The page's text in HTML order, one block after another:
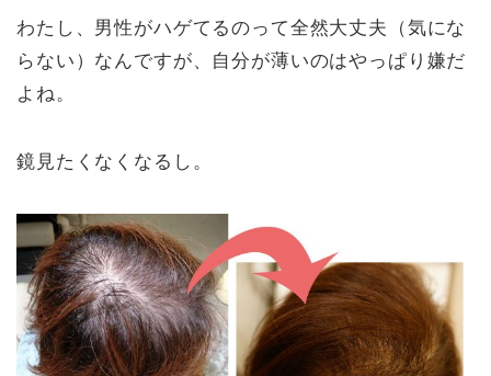
わたし、男性がハゲてるのって全然大丈夫（気にな
らない）なんですが、自分が薄いのはやっぱり嫌だ
よね。
鏡見たくなくなるし。